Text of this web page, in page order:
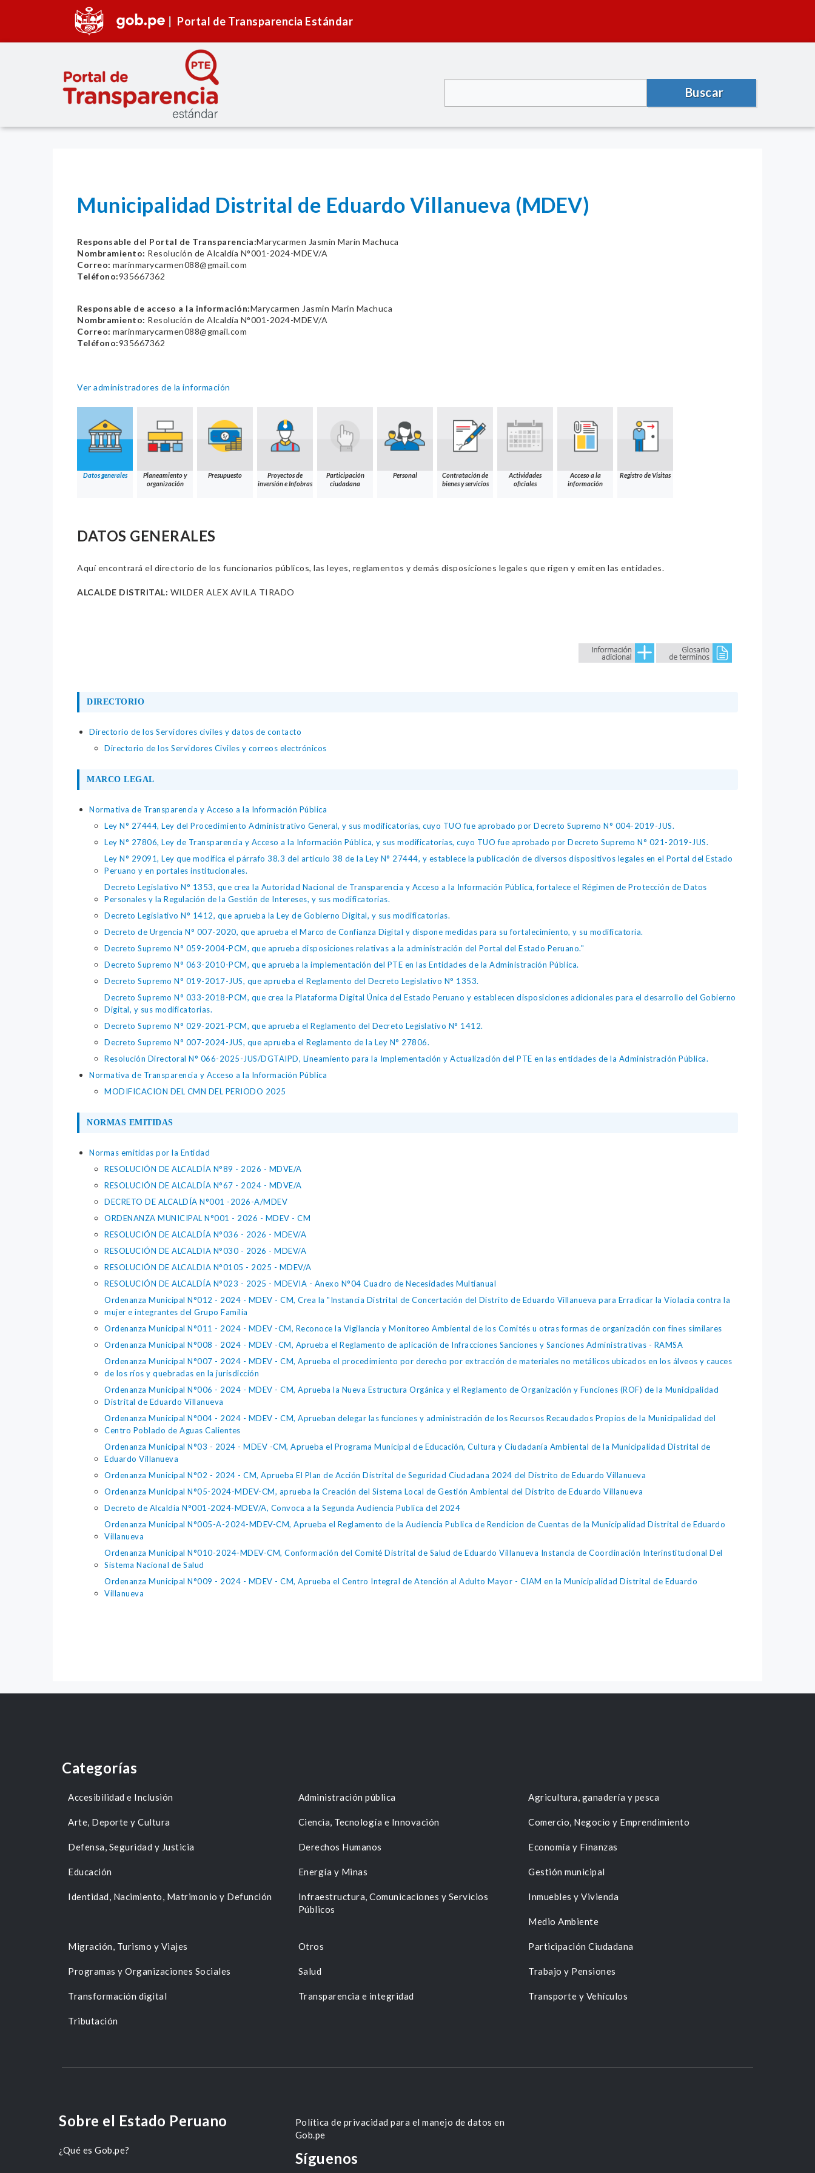
Portal de Transparencia Estándar
Buscar
Municipalidad Distrital de Eduardo Villanueva (MDEV)
Responsable del Portal de Transparencia:Marycarmen Jasmin Marin Machuca
Nombramiento: Resolución de Alcaldía N°001-2024-MDEV/A
Correo: marinmarycarmen088@gmail.com
Teléfono:935667362
Responsable de acceso a la información:Marycarmen Jasmin Marin Machuca
Nombramiento: Resolución de Alcaldía N°001-2024-MDEV/A
Correo: marinmarycarmen088@gmail.com
Teléfono:935667362
Ver administradores de la información
Datos generales
Planeamiento y
organización
Presupuesto
Proyectos de
inversión e Infobras
Participación
ciudadana
Personal
Contratación de
bienes y servicios
Actividades
oficiales
Acceso a la
información
Registro de Visitas
DATOS GENERALES
Aquí encontrará el directorio de los funcionarios públicos, las leyes, reglamentos y demás disposiciones legales que rigen y emiten las entidades.
ALCALDE DISTRITAL: WILDER ALEX AVILA TIRADO
DIRECTORIO
Directorio de los Servidores civiles y datos de contacto
Directorio de los Servidores Civiles y correos electrónicos
MARCO LEGAL
Normativa de Transparencia y Acceso a la Información Pública
Ley N° 27444, Ley del Procedimiento Administrativo General, y sus modificatorias, cuyo TUO fue aprobado por Decreto Supremo N° 004-2019-JUS.
Ley N° 27806, Ley de Transparencia y Acceso a la Información Pública, y sus modificatorias, cuyo TUO fue aprobado por Decreto Supremo N° 021-2019-JUS.
Ley N° 29091, Ley que modifica el párrafo 38.3 del artículo 38 de la Ley N° 27444, y establece la publicación de diversos dispositivos legales en el Portal del Estado
Peruano y en portales institucionales.
Decreto Legislativo N° 1353, que crea la Autoridad Nacional de Transparencia y Acceso a la Información Pública, fortalece el Régimen de Protección de Datos
Personales y la Regulación de la Gestión de Intereses, y sus modificatorias.
Decreto Legislativo N° 1412, que aprueba la Ley de Gobierno Digital, y sus modificatorias.
Decreto de Urgencia N° 007-2020, que aprueba el Marco de Confianza Digital y dispone medidas para su fortalecimiento, y su modificatoria.
Decreto Supremo N° 059-2004-PCM, que aprueba disposiciones relativas a la administración del Portal del Estado Peruano."
Decreto Supremo N° 063-2010-PCM, que aprueba la implementación del PTE en las Entidades de la Administración Pública.
Decreto Supremo N° 019-2017-JUS, que aprueba el Reglamento del Decreto Legislativo N° 1353.
Decreto Supremo N° 033-2018-PCM, que crea la Plataforma Digital Única del Estado Peruano y establecen disposiciones adicionales para el desarrollo del Gobierno
Digital, y sus modificatorias.
Decreto Supremo N° 029-2021-PCM, que aprueba el Reglamento del Decreto Legislativo N° 1412.
Decreto Supremo N° 007-2024-JUS, que aprueba el Reglamento de la Ley N° 27806.
Resolución Directoral N° 066-2025-JUS/DGTAIPD, Lineamiento para la Implementación y Actualización del PTE en las entidades de la Administración Pública.
Normativa de Transparencia y Acceso a la Información Pública
MODIFICACION DEL CMN DEL PERIODO 2025
NORMAS EMITIDAS
Normas emitidas por la Entidad
RESOLUCIÓN DE ALCALDÍA N°89 - 2026 - MDVE/A
RESOLUCIÓN DE ALCALDÍA N°67 - 2024 - MDVE/A
DECRETO DE ALCALDÍA N°001 -2026-A/MDEV
ORDENANZA MUNICIPAL N°001 - 2026 - MDEV - CM
RESOLUCIÓN DE ALCALDÍA N°036 - 2026 - MDEV/A
RESOLUCIÓN DE ALCALDIA N°030 - 2026 - MDEV/A
RESOLUCIÓN DE ALCALDIA N°0105 - 2025 - MDEV/A
RESOLUCIÓN DE ALCALDÍA N°023 - 2025 - MDEVIA - Anexo N°04 Cuadro de Necesidades Multianual
Ordenanza Municipal N°012 - 2024 - MDEV - CM, Crea la "Instancia Distrital de Concertación del Distrito de Eduardo Villanueva para Erradicar la Violacia contra la
mujer e integrantes del Grupo Familia
Ordenanza Municipal N°011 - 2024 - MDEV -CM, Reconoce la Vigilancia y Monitoreo Ambiental de los Comités u otras formas de organización con fines similares
Ordenanza Municipal N°008 - 2024 - MDEV -CM, Aprueba el Reglamento de aplicación de Infracciones Sanciones y Sanciones Administrativas - RAMSA
Ordenanza Municipal N°007 - 2024 - MDEV - CM, Aprueba el procedimiento por derecho por extracción de materiales no metálicos ubicados en los álveos y cauces
de los ríos y quebradas en la jurisdicción
Ordenanza Municipal N°006 - 2024 - MDEV - CM, Aprueba la Nueva Estructura Orgánica y el Reglamento de Organización y Funciones (ROF) de la Municipalidad
Distrital de Eduardo Villanueva
Ordenanza Municipal N°004 - 2024 - MDEV - CM, Aprueban delegar las funciones y administración de los Recursos Recaudados Propios de la Municipalidad del
Centro Poblado de Aguas Calientes
Ordenanza Municipal N°03 - 2024 - MDEV -CM, Aprueba el Programa Municipal de Educación, Cultura y Ciudadanía Ambiental de la Municipalidad Distrital de
Eduardo Villanueva
Ordenanza Municipal N°02 - 2024 - CM, Aprueba El Plan de Acción Distrital de Seguridad Ciudadana 2024 del Distrito de Eduardo Villanueva
Ordenanza Municipal N°05-2024-MDEV-CM, aprueba la Creación del Sistema Local de Gestión Ambiental del Distrito de Eduardo Villanueva
Decreto de Alcaldia N°001-2024-MDEV/A, Convoca a la Segunda Audiencia Publica del 2024
Ordenanza Municipal N°005-A-2024-MDEV-CM, Aprueba el Reglamento de la Audiencia Publica de Rendicion de Cuentas de la Municipalidad Distrital de Eduardo
Villanueva
Ordenanza Municipal N°010-2024-MDEV-CM, Conformación del Comité Distrital de Salud de Eduardo Villanueva Instancia de Coordinación Interinstitucional Del
Sistema Nacional de Salud
Ordenanza Municipal N°009 - 2024 - MDEV - CM, Aprueba el Centro Integral de Atención al Adulto Mayor - CIAM en la Municipalidad Distrital de Eduardo
Villanueva
Categorías
Accesibilidad e Inclusión Administración pública Agricultura, ganadería y pesca
Arte, Deporte y Cultura Ciencia, Tecnología e Innovación Comercio, Negocio y Emprendimiento
Defensa, Seguridad y Justicia Derechos Humanos Economía y Finanzas
Educación Energía y Minas Gestión municipal
Identidad, Nacimiento, Matrimonio y Defunción
Infraestructura, Comunicaciones y Servicios
Públicos
Inmuebles y Vivienda
Medio Ambiente
Migración, Turismo y Viajes Otros Participación Ciudadana
Programas y Organizaciones Sociales Salud Trabajo y Pensiones
Transformación digital Transparencia e integridad Transporte y Vehículos
Tributación
Sobre el Estado Peruano
¿Qué es Gob.pe?
Política de privacidad para el manejo de datos en
Gob.pe
Síguenos